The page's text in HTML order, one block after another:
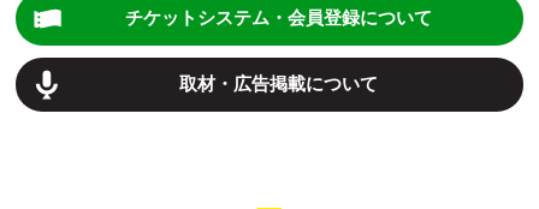
チケットシステム・会員登録について
取材・広告掲載について